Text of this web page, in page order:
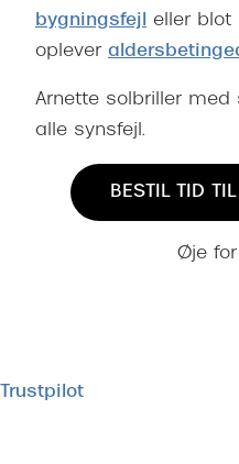
bygningsfejl
eller blot
oplever
Arnette solbriller med
alle synsfejl.
BESTIL TID
Øje
Trustpilot